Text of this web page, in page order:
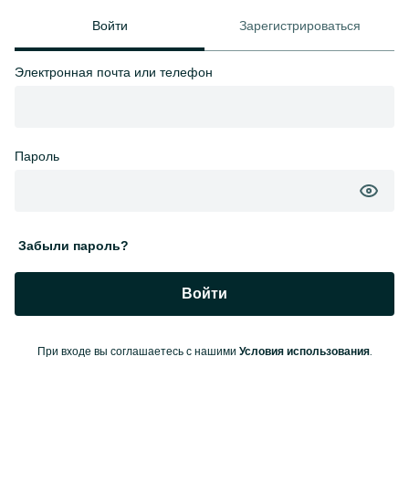
Войти Зарегистрироваться
Электронная почта или телефон
Пароль
Забыли пароль?
Войти
При входе вы соглашаетесь с нашими Условия использования.